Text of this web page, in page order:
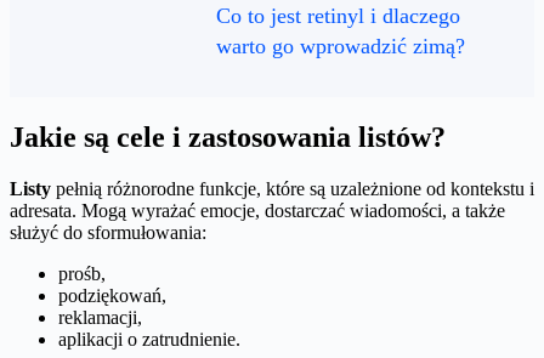
Co to jest retinyl i dlaczego
warto go wprowadzić zimą?
Jakie są cele i zastosowania listów?
Listy pełnią różnorodne funkcje, które są uzależnione od kontekstu i
adresata. Mogą wyrażać emocje, dostarczać wiadomości, a także
służyć do sformułowania:
prośb,
podziękowań,
reklamacji,
aplikacji o zatrudnienie.